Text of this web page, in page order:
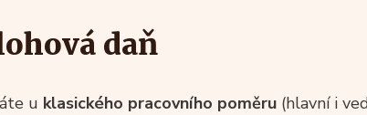
daň
u klasického pracovního poměru (hlavní i